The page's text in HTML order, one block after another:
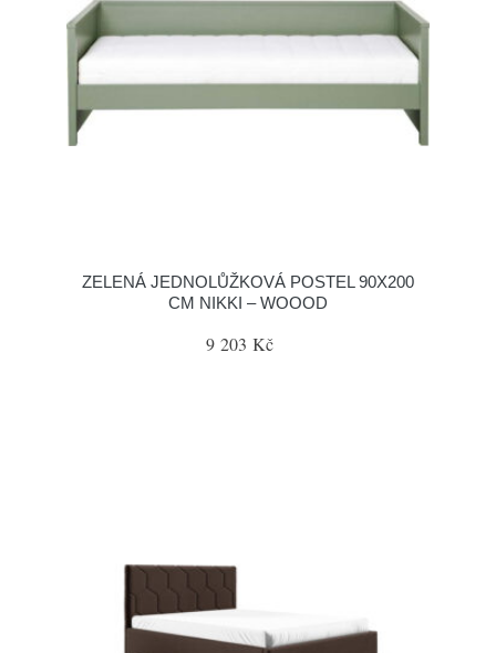
ZELENÁ JEDNOLŮŽKOVÁ POSTEL 90X200
CM NIKKI – WOOOD
9 203 Kč